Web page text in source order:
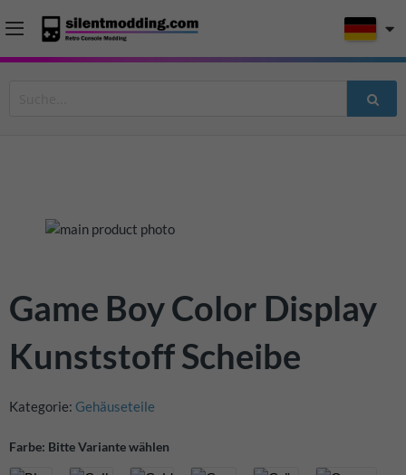
springen
Zum
Anfang
Bildergalerie
springen
Game Boy Color Display
Kunststoff Scheibe
Kategorie: Gehäuseteile
Farbe: Bitte Variante wählen